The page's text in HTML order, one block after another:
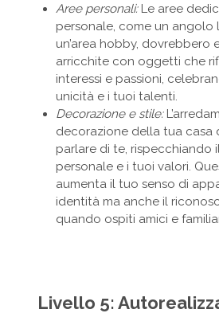
Aree personali:Le aree
personale, come un angolo
un’area hobby, dovrebbero
arricchite con oggetti che
interessi e passioni,
unicità e i tuoi talenti.
Decorazione e stile:
decorazione della tua casa
parlare di te, rispecchiando
personale e i tuoi valori.
aumenta il tuo senso di
identità ma anche il
quando ospiti amici e
Livello 5: